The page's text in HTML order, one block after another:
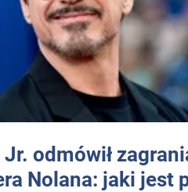
odmówił
Nolana: jaki jest